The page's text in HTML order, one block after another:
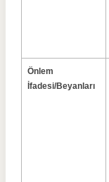
Önlem
İfadesi/Beyanları